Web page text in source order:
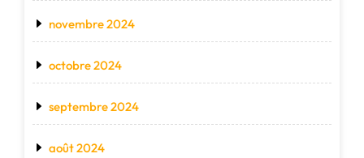
novembre 2024
octobre 2024
septembre 2024
août 2024